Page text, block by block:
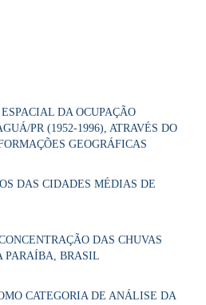
DA OCUPAÇÃO
PR (1952-1996), ATRAVÉS DO
GEOGRÁFICAS
DAS CIDADES MÉDIAS DE
DAS CHUVAS
PARAÍBA, BRASIL
CATEGORIA DE ANÁLISE DA